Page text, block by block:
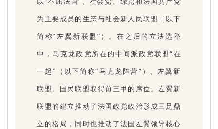
为主要成员的生态与社会新人民联盟（以下
简称“左翼新联盟”）。在之后的立法选举
中，马克龙政党所在的中间派政党联盟“在
一起”（以下简称“马克龙阵营”）、左翼新
联盟、国民联盟取得前三甲的席位。左翼新
联盟的建立推动了法国政党政治形成三足鼎
立的格局，同时也推动了法国左翼领导核心